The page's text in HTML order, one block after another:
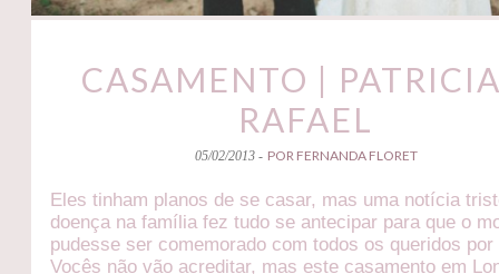
CASAMENTO |
RAFAEL
05/02/2013 - POR FERNANDA FLORET
Eles tinham planos de se casar, mas uma notícia
doença na família fez tudo se antecipar para que o
pudesse ser comemorado com todos os queridos por
Vocês não vão acreditar, mas este casamento em